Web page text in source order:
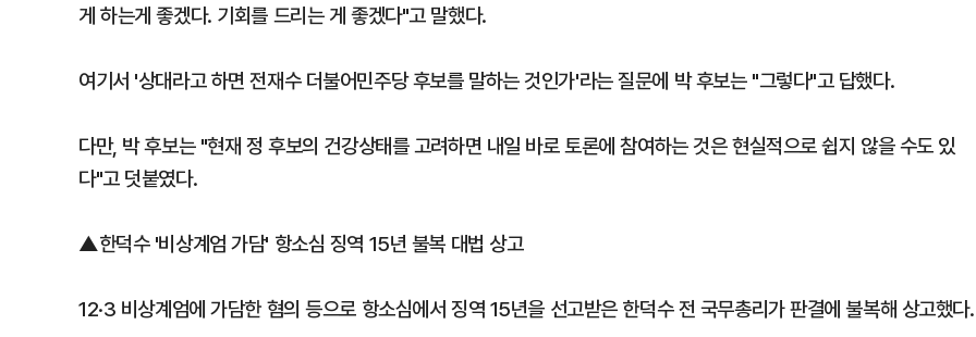
게 하는게 좋겠다. 기회를 드리는 게 좋겠다"고 말했다.
여기서 '상대라고 하면 전재수 더불어민주당 후보를 말하는 것인가'라는 질문에 박 후보는 "그렇다"고 답했다.
다만, 박 후보는 "현재 정 후보의 건강상태를 고려하면 내일 바로 토론에 참여하는 것은 현실적으로 쉽지 않을 수도 있
다"고 덧붙였다.
▲한덕수 '비상계엄 가담' 항소심 징역 15년 불복 대법 상고
12·3 비상계엄에 가담한 혐의 등으로 항소심에서 징역 15년을 선고받은 한덕수 전 국무총리가 판결에 불복해 상고했다.